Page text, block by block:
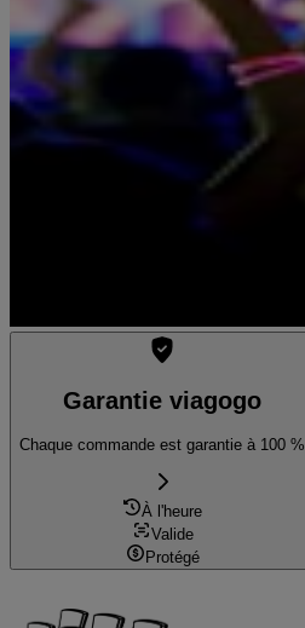
Garantie viagogo
Chaque commande est garantie à 100 %
À l'heure
Valide
Protégé